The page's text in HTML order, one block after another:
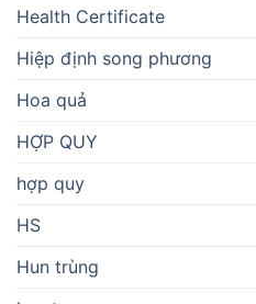
Health Certificate
Hiệp định song phương
Hoa quả
HỢP QUY
hợp quy
HS
Hun trùng